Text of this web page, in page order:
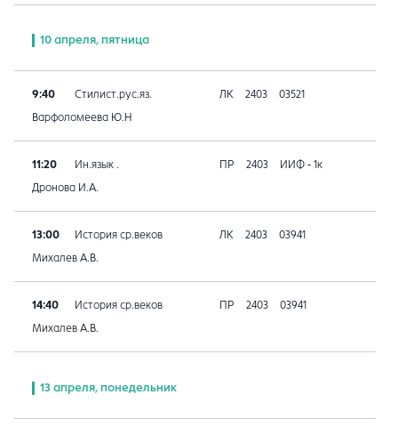
10 апреля, пятница
9:40 Стилист.рус.яз. ЛК 2403 03521
Варфоломеева Ю.Н
11:20 Ин.язык . ПР 2403 ИИФ - 1к
Дронова И.А.
13:00 История ср.веков ЛК 2403 03941
Михалев А.В.
14:40 История ср.веков ПР 2403 03941
Михалев А.В.
13 апреля, понедельник